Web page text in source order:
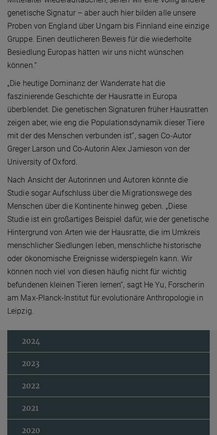
genetische Signatur – aber auch hier bilden alle unsere
Proben von England über Ungarn bis Finnland eine einzige
Gruppe. Einen deutlicheren Beweis für die wiederholte
Besiedlung Europas hätten wir uns nicht wünschen
können.“
„Die heutige Dominanz der Wanderrate hat die
faszinierende Geschichte der Hausratte in Europa
überblendet. Die genetischen Signaturen früher Hausratten
zeigen aber, wie eng die Populationsdynamik dieser Tiere
mit der des Menschen verbunden ist“, sagen Co-Autor
Greger Larson und Co-Autorin Alex Jamieson von der
University of Oxford.
Nach Ansicht der Autorinnen und Autoren könnte die
Studie sogar Aufschluss über die Migrationswege des
Menschen über die Kontinente hinweg geben. „Diese
Studie ist ein großartiges Beispiel dafür, wie der genetische
Hintergrund von Arten wie der Hausratte, die im Umkreis
menschlicher Siedlungen leben, menschliche historische
oder ökonomische Ereignisse widerspiegeln kann. Wir
können noch viel von diesen häufig nicht für wichtig
befundenen kleinen Tieren lernen“, sagt He Yu, Forscherin
am Max-Planck-Institut für evolutionäre Anthropologie in
Leipzig.
2024
2023
2022
2021
2020